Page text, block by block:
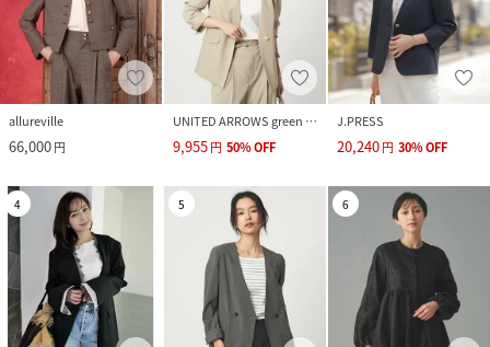
allureville
66,000円
UNITED ARROWS green label relaxing
9,955円 50%OFF
J.PRESS
20,240円 30%OFF
4 5 6